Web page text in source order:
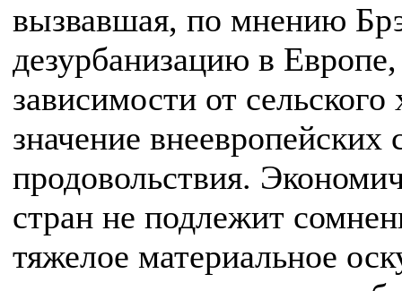
вызвавшая, по мнению
дезурбанизацию в
зависимости от
значение внеевропейских
продовольствия.
стран не подлежит
тяжелое материальное